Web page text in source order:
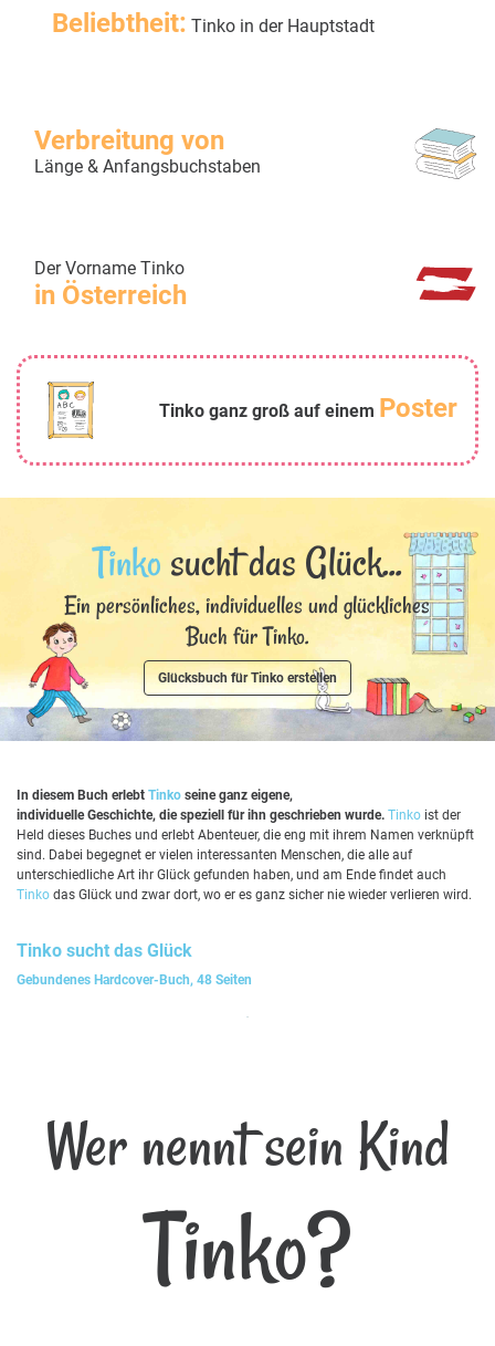
Beliebtheit: Tinko in der Hauptstadt
Verbreitung von
Länge & Anfangsbuchstaben
Der Vorname Tinko
in Österreich
Tinko ganz groß auf einem Poster
Tinko sucht das Glück...
Ein persönliches, individuelles und glückliches
Buch für Tinko.
Glücksbuch für Tinko erstellen
In diesem Buch erlebt Tinko seine ganz eigene,
individuelle Geschichte, die speziell für ihn geschrieben wurde. Tinko ist der
Held dieses Buches und erlebt Abenteuer, die eng mit ihrem Namen verknüpft
sind. Dabei begegnet er vielen interessanten Menschen, die alle auf
unterschiedliche Art ihr Glück gefunden haben, und am Ende findet auch
Tinko das Glück und zwar dort, wo er es ganz sicher nie wieder verlieren wird.
Tinko sucht das Glück
Gebundenes Hardcover-Buch, 48 Seiten
Wer nennt sein Kind
Tinko?